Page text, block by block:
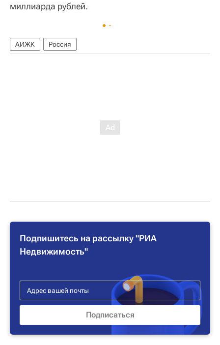
миллиарда рублей.
АИЖК Россия
Подпишитесь на рассылку "РИА
Недвижимость"